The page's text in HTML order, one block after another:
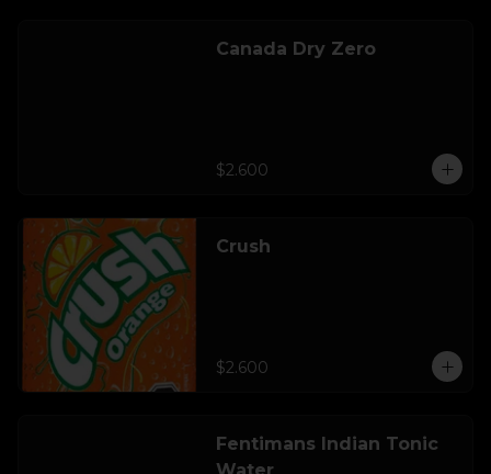
Canada Dry Zero
$2.600
Crush
$2.600
Fentimans Indian Tonic